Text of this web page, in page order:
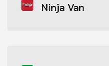
Ninja Van